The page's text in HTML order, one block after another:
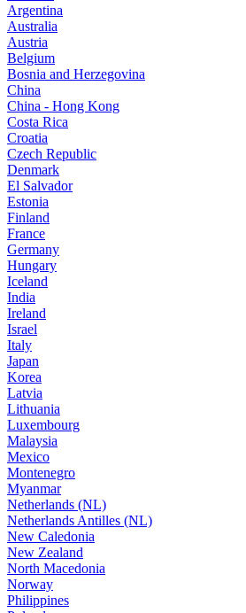
Argentina
Australia
Austria
Belgium
Bosnia and Herzegovina
China
China - Hong Kong
Costa Rica
Croatia
Czech Republic
Denmark
El Salvador
Estonia
Finland
France
Germany
Hungary
Iceland
India
Ireland
Israel
Italy
Japan
Korea
Latvia
Lithuania
Luxembourg
Malaysia
Mexico
Montenegro
Myanmar
Netherlands (NL)
Netherlands Antilles (NL)
New Caledonia
New Zealand
North Macedonia
Norway
Philippines